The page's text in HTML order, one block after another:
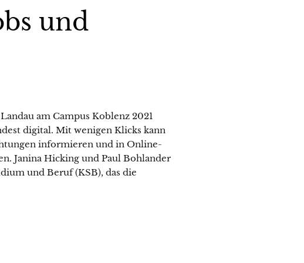
und
am Campus Koblenz 2021
digital. Mit wenigen Klicks kann
informieren und in Online-
Janina Hicking und Paul Bohlander
und Beruf (KSB), das die